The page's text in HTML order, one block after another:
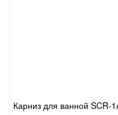
Карниз для ванной